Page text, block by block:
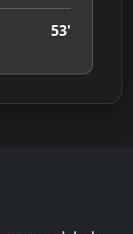
53'